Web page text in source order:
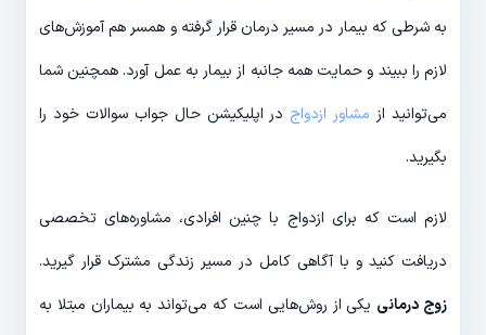
به شرطی که بیمار در مسیر درمان قرار گرفته و همسر هم آموزش‌های
لازم را ببیند و حمایت همه جانبه از بیمار به عمل آورد. همچنین شما
می‌توانید از مشاور ازدواج در اپلیکیشن حال جواب سوالات خود را
بگیرید.
لازم است که برای ازدواج با چنین افرادی، مشاوره‌های تخصصی
دریافت کنید و با آگاهی کامل در مسیر زندگی مشترک قرار گیرید.
زوج درمانی یکی از روش‌هایی است که می‌تواند به بیماران مبتلا به